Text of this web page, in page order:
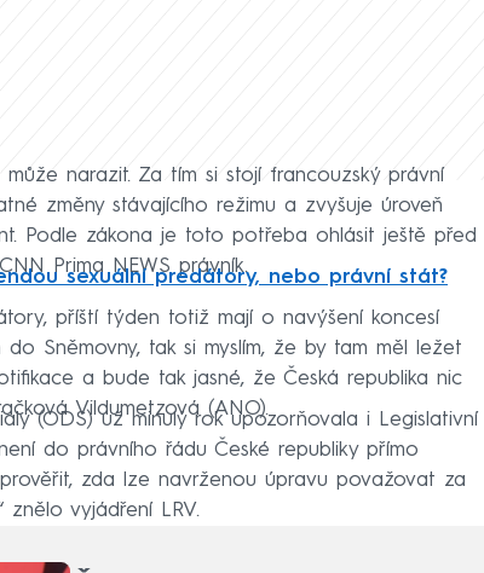
narazit. Za tím si stojí francouzský právní
změny stávajícího režimu a zvyšuje úroveň
Podle zákona je toto potřeba ohlásit ještě před
Prima NEWS právník.
sexuální predátory, nebo právní stát?
příští týden totiž mají o navýšení koncesí
Sněmovny, tak si myslím, že by tam měl ležet
a bude tak jasné, že Česká republika nic
Vildumetzová (ANO).
(ODS) už minulý rok upozorňovala i Legislativní
do právního řádu České republiky přímo
zda lze navrženou úpravu považovat za
znělo vyjádření LRV.